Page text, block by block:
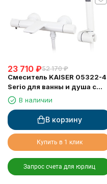
23 710 ₽52 170 ₽
Смеситель KAISER 05322-4
Serio для ванны и душа с
термостатом
В наличии
В корзину
Купить в 1 клик
Запрос счета для юрлиц